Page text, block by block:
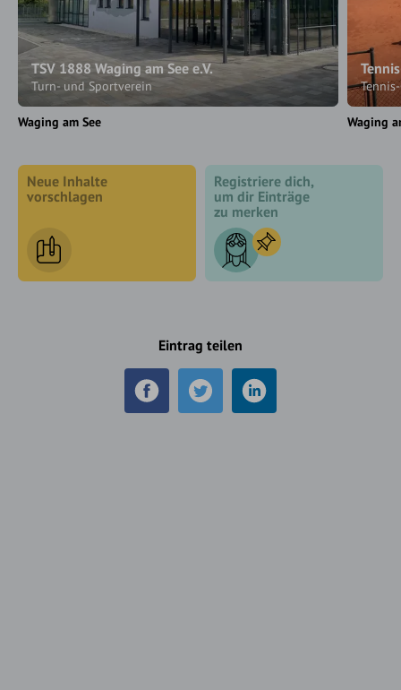
TSV 1888 Waging am See e.V.
Turn- und Sportverein
Waging am See Waging
Neue Inhalte
vorschlagen
Registriere dich,
um dir Einträge
zu merken
Eintrag teilen